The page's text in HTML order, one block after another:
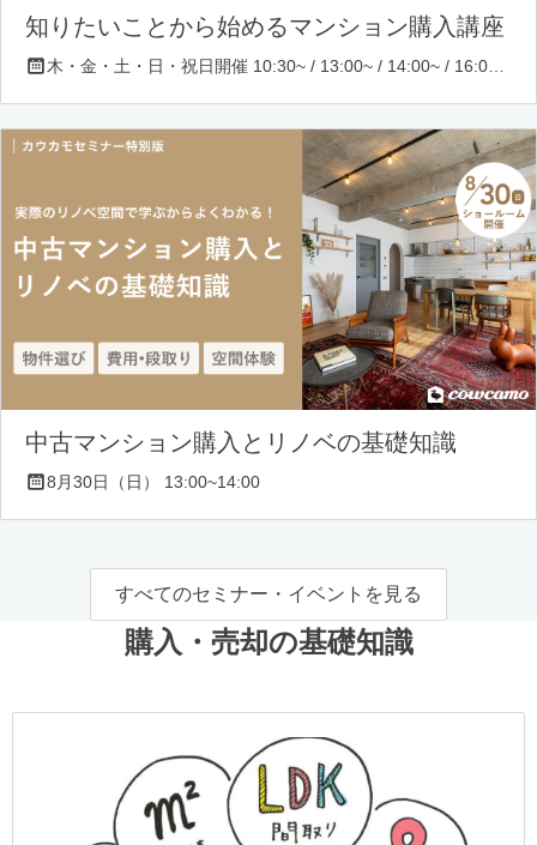
知りたいことから始めるマンション購入講座
中古マンション購入とリノベの基礎知識
8月30日（日） 13:00~14:00
すべてのセミナー・イベントを見る
購入・売却の基礎知識